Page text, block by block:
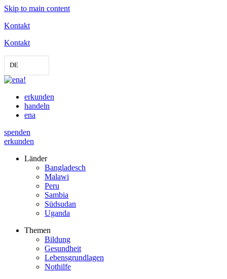
Skip to main content
Kontakt
Kontakt
DE
erkunden
handeln
ena
spenden
erkunden
Länder
Bangladesch
Malawi
Peru
Sambia
Südsudan
Uganda
Themen
Bildung
Gesundheit
Lebensgrundlagen
Nothilfe